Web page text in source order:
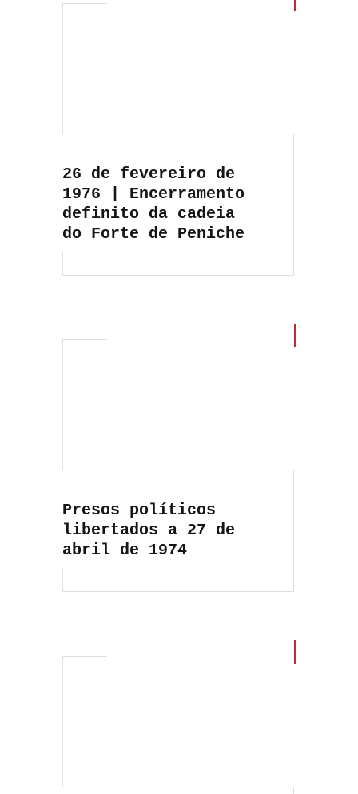
26 de fevereiro de
1976 | Encerramento
definito da cadeia
do Forte de Peniche
Presos políticos
libertados a 27 de
abril de 1974